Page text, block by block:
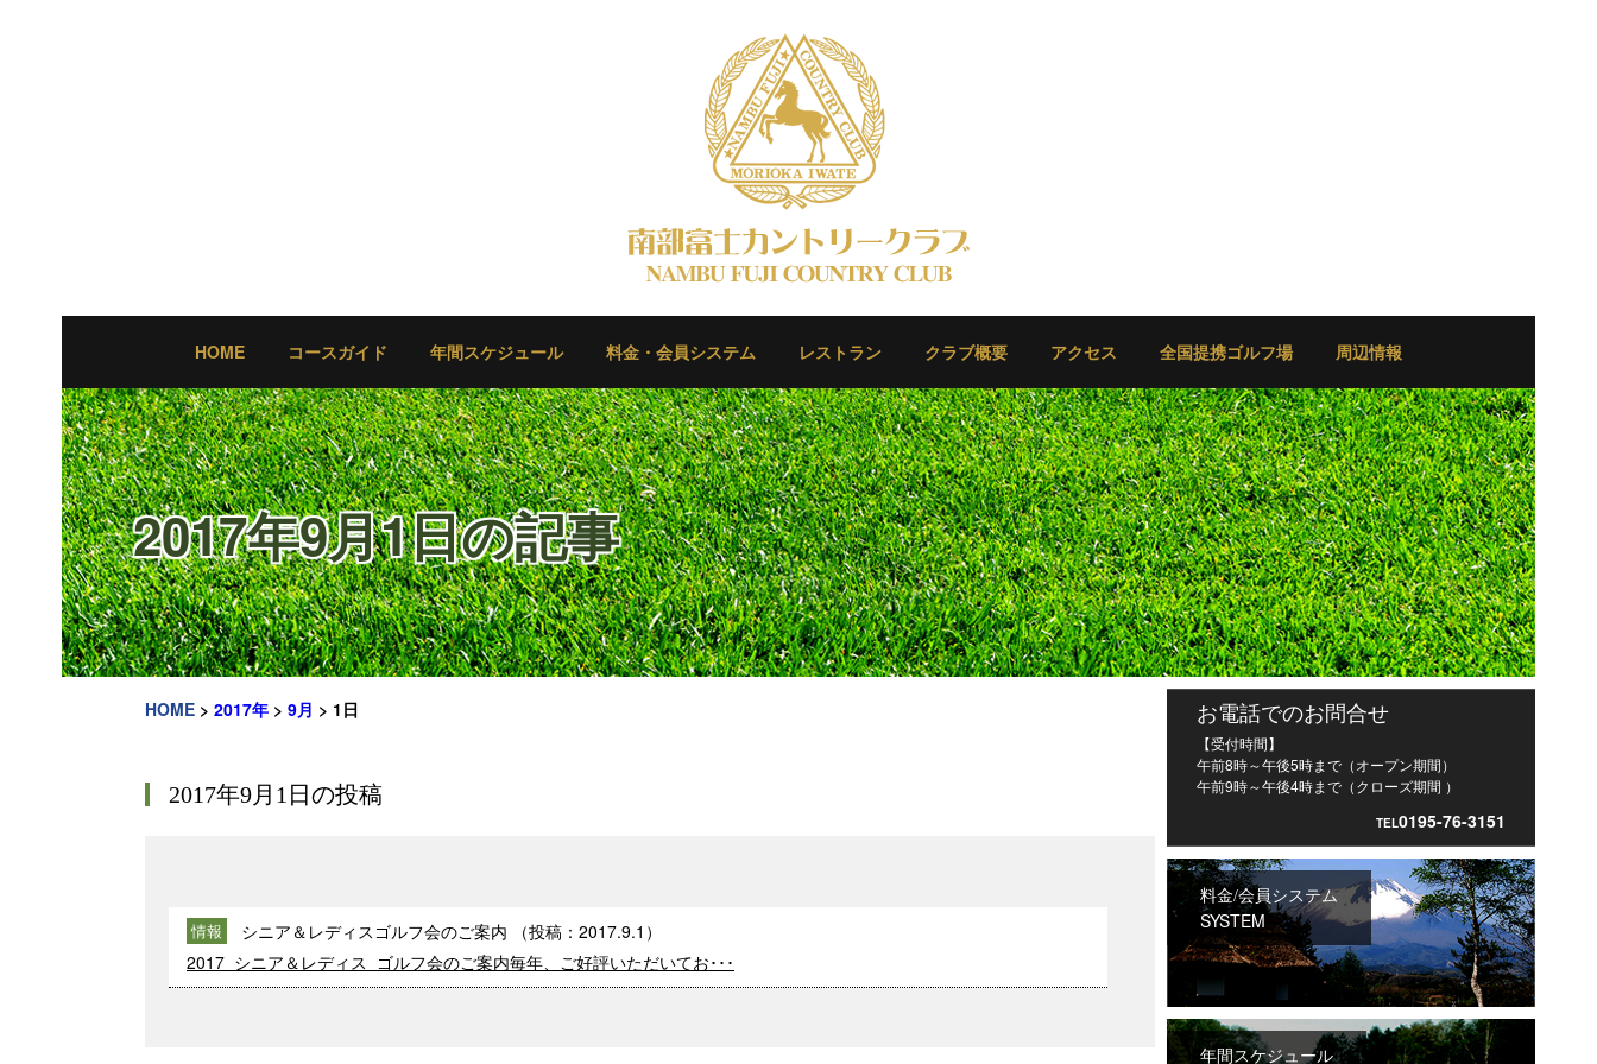
HOME コースガイド 年間スケジュール 料金・会員システム レストラン クラブ概要 アクセス 全国提携ゴルフ場 周辺情報
2017年9月1日の記事
HOME > 2017年 > 9月 > 1日
2017年9月1日の投稿
情報 シニア＆レディスゴルフ会のご案内 （投稿： 2017.9.1 ）
2017 シニア＆レディス ゴルフ会のご案内毎年、ご好評いただいてお･･･
お電話でのお問合せ
【受付時間】
午前8時～午後5時まで（オープン期間）
午前9時～午後4時まで（クローズ期間 ）
TEL0195-76-3151
料金/会員システム
SYSTEM
年間スケジュール